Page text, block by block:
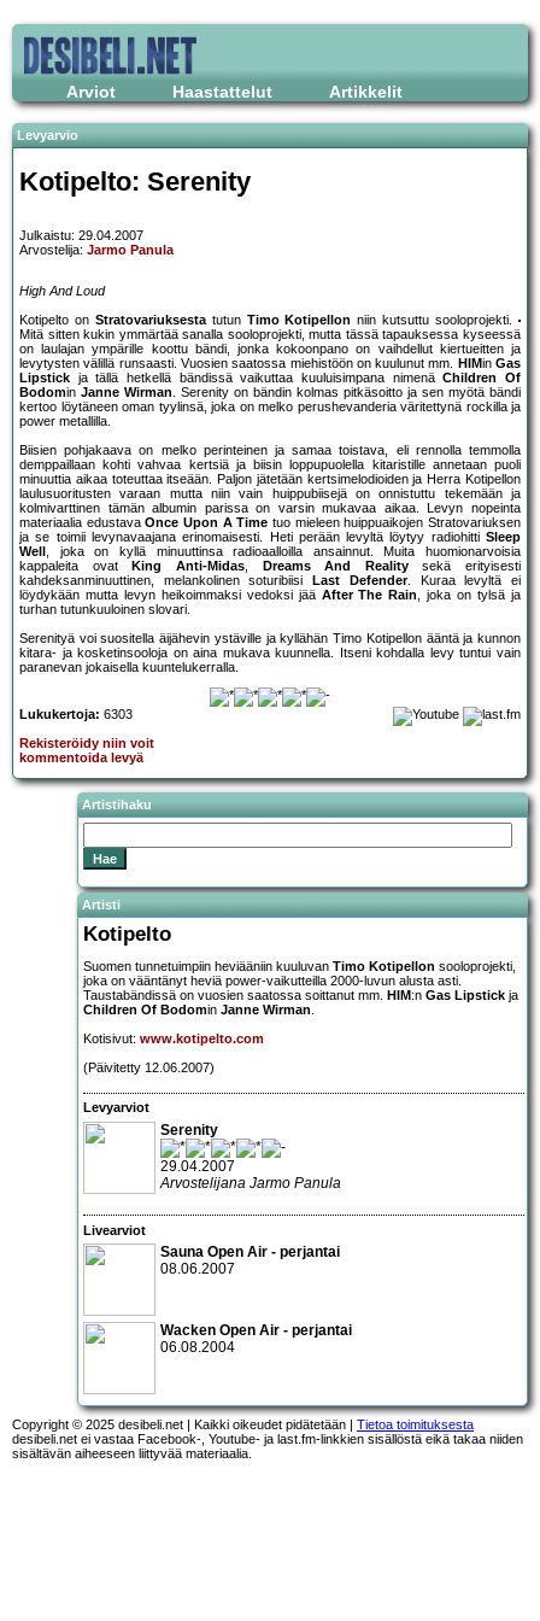
Arviot Haastattelut Artikkelit
Levyarvio
Kotipelto: Serenity
Julkaistu: 29.04.2007
Arvostelija: Jarmo Panula
High And Loud
Kotipelto on Stratovariuksestatutun Timo Kotipellon niin kutsuttu sooloprojekti.
Mitä sitten kukin ymmärtää sanalla sooloprojekti, mutta tässä tapauksessa kyseessä
on laulajan ympärille koottu bändi, jonka kokoonpano on vaihdellut kiertueitten ja
levytysten välillä runsaasti. Vuosien saatossa miehistöön on kuulunut mm. HIMinGas
Lipstick ja tällä hetkellä bändissä vaikuttaa kuuluisimpana nimenäChildren Of
Bodomin Janne Wirman. Serenity on bändin kolmas pitkäsoitto ja sen myötä bändi
kertoo löytäneen oman tyylinsä, joka on melko perushevanderia väritettynä rockilla ja
power metallilla.
Biisien pohjakaava on melko perinteinen ja samaa toistava, eli rennolla temmolla
demppaillaan kohti vahvaa kertsiä ja biisin loppupuolella kitaristille annetaan puoli
minuuttia aikaa toteuttaa itseään. Paljon jätetään kertsimelodioiden ja Herra Kotipellon
laulusuoritusten varaan mutta niin vain huippubiisejä on onnistuttu tekemään ja
kolmivarttinen tämän albumin parissa on varsin mukavaa aikaa. Levyn nopeinta
materiaalia edustavaOnce Upon A Time tuo mieleen huippuaikojen Stratovariuksen
ja se toimii levynavaajana erinomaisesti. Heti perään levyltä löytyy radiohitti Sleep
Well , joka on kyllä minuuttinsa radioaalloilla ansainnut. Muita huomionarvoisia
kappaleita ovat
King Anti-Midas, Dreams And Realitysekä erityisesti
kahdeksanminuuttinen, melankolinen soturibiisi
Last Defender. Kuraa levyltä ei
löydykään mutta levyn heikoimmaksi vedoksi jää After The Rain, joka on tylsä ja
turhan tutunkuuloinen slovari.
Serenityä voi suositella äijähevin ystäville ja kyllähän Timo Kotipellon ääntä ja kunnon
kitara- ja kosketinsooloja on aina mukava kuunnella. Itseni kohdalla levy tuntui vain
paranevan jokaisella kuuntelukerralla.
Lukukertoja: 6303
Rekisteröidy niin voit
kommentoida levyä
Artistihaku
Artisti
Kotipelto
Suomen tunnetuimpiin heviääniin kuuluvan Timo Kotipellon sooloprojekti,
joka on vääntänyt heviä power-vaikutteilla 2000-luvun alusta asti.
Taustabändissä on vuosien saatossa soittanut mm. HIM:n Gas Lipstick ja
Children Of Bodomin Janne Wirman
Kotisivut: www.kotipelto.com
(Päivitetty 12.06.2007)
Levyarviot
Serenity
29.04.2007
Arvostelijana Jarmo Panula
Livearviot
Sauna Open Air - perjantai
08.06.2007
Wacken Open Air - perjantai
06.08.2004
Copyright © 2025 desibeli.net | Kaikki oikeudet pidätetään | Tietoa toimituksesta
desibeli.net ei vastaa Facebook-, Youtube- ja last.fm-linkkien sisällöstä eikä takaa niiden
sisältävän aiheeseen liittyvää materiaalia.